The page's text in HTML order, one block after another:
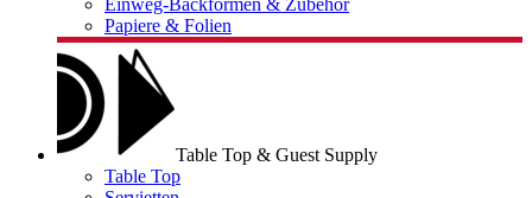
Einweg-Backformen & Zubehör
Papiere & Folien
Table Top & Guest Supply
Table Top